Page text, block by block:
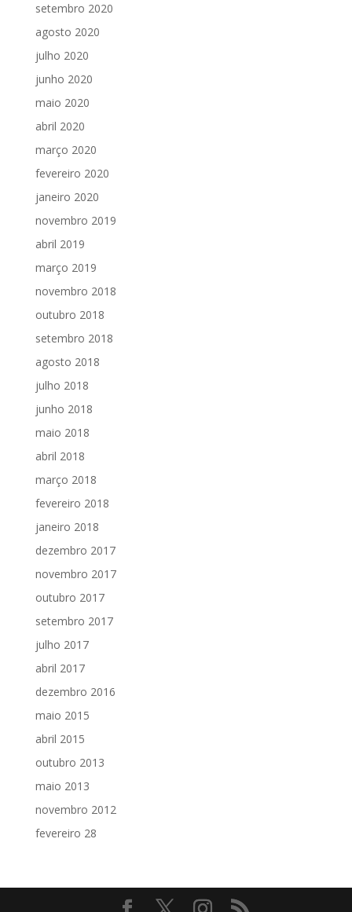
setembro 2020
agosto 2020
julho 2020
junho 2020
maio 2020
abril 2020
março 2020
fevereiro 2020
janeiro 2020
novembro 2019
abril 2019
março 2019
novembro 2018
outubro 2018
setembro 2018
agosto 2018
julho 2018
junho 2018
maio 2018
abril 2018
março 2018
fevereiro 2018
janeiro 2018
dezembro 2017
novembro 2017
outubro 2017
setembro 2017
julho 2017
abril 2017
dezembro 2016
maio 2015
abril 2015
outubro 2013
maio 2013
novembro 2012
fevereiro 28